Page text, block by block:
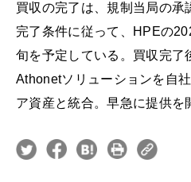
買収の完了は、規制当局の承
完了条件に従って、HPEの
旬を予定している。買収完了
Athonetソリューションを自
ア資産と統合。早急に提供を